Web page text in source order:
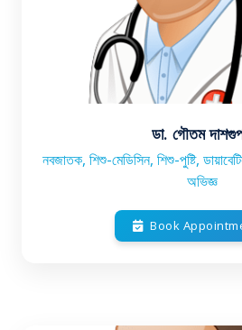
ডা. গৌতম
নবজাতক, শিশু-মেডিসিন, শিশু-পুষ্টি,
অভিজ্ঞ
Book